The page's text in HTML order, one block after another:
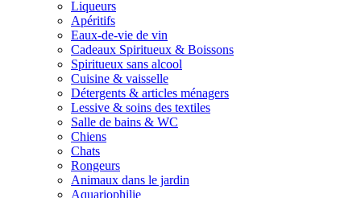
Liqueurs
Apéritifs
Eaux-de-vie de vin
Cadeaux Spiritueux & Boissons
Spiritueux sans alcool
Cuisine & vaisselle
Détergents & articles ménagers
Lessive & soins des textiles
Salle de bains & WC
Chiens
Chats
Rongeurs
Animaux dans le jardin
Aquariophilie